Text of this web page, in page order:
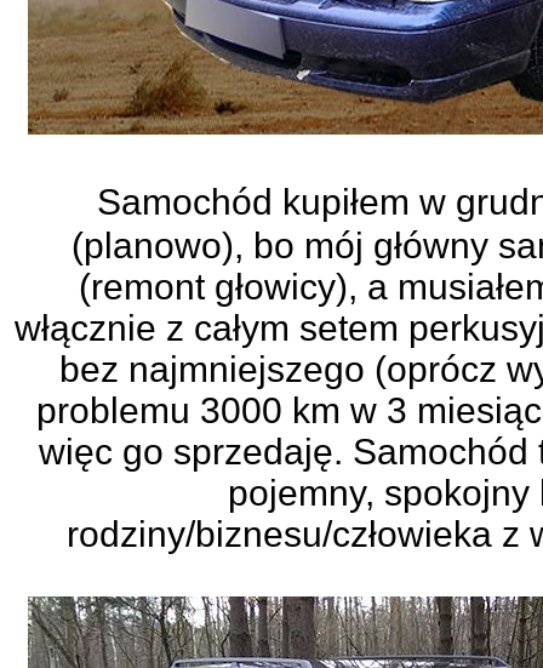
Samochód kupiłem w
(planowo), bo mój główny
(remont głowicy), a
włącznie z całym setem
bez najmniejszego (oprócz
problemu 3000 km w 3
więc go sprzedaję.
pojemny,
rodziny/biznesu/człowieka z